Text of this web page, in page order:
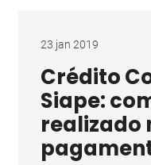
23 jan 2019
Crédito
Siape:
realizado